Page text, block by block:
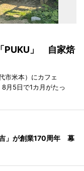
PUKU」 自家焙
市米本）にカフェ
月5日で1カ月がたっ
」が創業170周年 幕